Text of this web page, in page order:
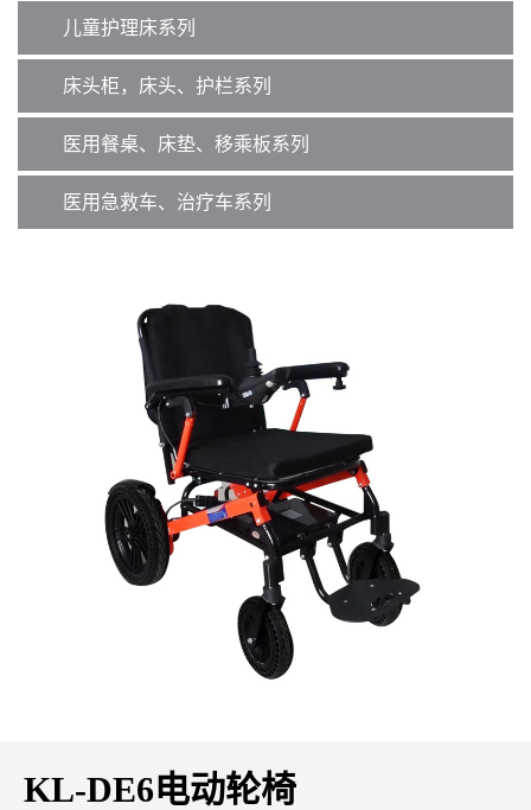
儿童护理床系列
床头柜，床头、护栏系列
医用餐桌、床垫、移乘板系列
医用急救车、治疗车系列
KL-DE6电动轮椅